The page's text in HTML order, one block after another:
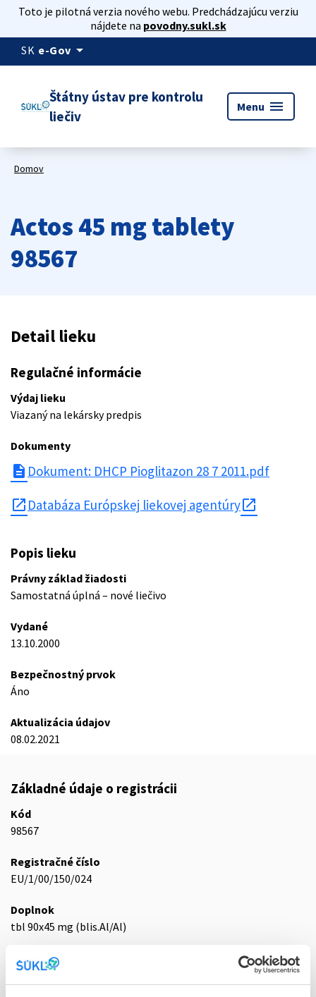
Toto je pilotná verzia nového webu. Predchádzajúcu verziu
nájdete na povodny.sukl.sk
SK e-Gov arrow_drop_down
Štátny ústav pre kontrolu
liečiv
Menu menu
Domov
Actos 45 mg tablety
98567
Detail lieku
Regulačné informácie
Výdaj lieku
Viazaný na lekársky predpis
Dokumenty
description Dokument: DHCP Pioglitazon 28 7 2011.pdf
open_in_new Databáza Európskej liekovej agentúry
Popis lieku
Právny základ žiadosti
Samostatná úplná – nové liečivo
Vydané
13.10.2000
Bezpečnostný prvok
Áno
Aktualizácia údajov
08.02.2021
Základné údaje o registrácii
Kód
98567
Registračné číslo
EU/1/00/150/024
Doplnok
tbl 90x45 mg (blis.Al/Al)
Stav
E - EU registrácia